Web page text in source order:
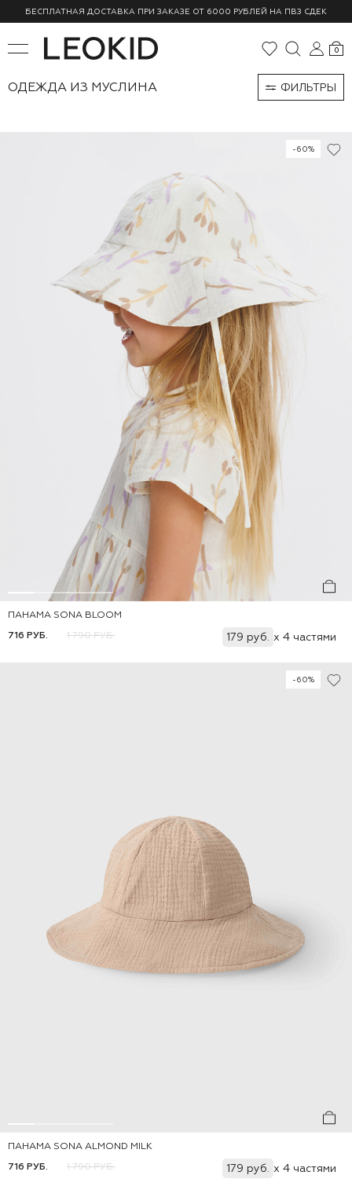
БЕСПЛАТНАЯ ДОСТАВКА ПРИ ЗАКАЗЕ ОТ 6000 РУБЛЕЙ НА ПВЗ СДЕК
0
ОДЕЖДА ИЗ МУСЛИНА ФИЛЬТРЫ
-60%
46-48
48-50
ПАНАМА SONA BLOOM
716 РУБ.
1 790 РУБ. 179 руб. x 4 частями
-60%
46-48
48-50
ПАНАМА SONA ALMOND MILK
716 РУБ.
1 790 РУБ. 179 руб. x 4 частями